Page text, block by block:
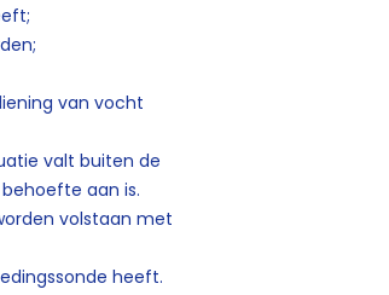
van vocht
valt buiten de
aan is.
volstaan met
heeft.